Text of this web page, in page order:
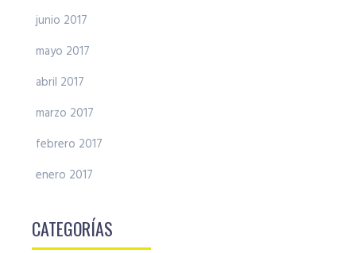
junio 2017
mayo 2017
abril 2017
marzo 2017
febrero 2017
enero 2017
CATEGORÍAS